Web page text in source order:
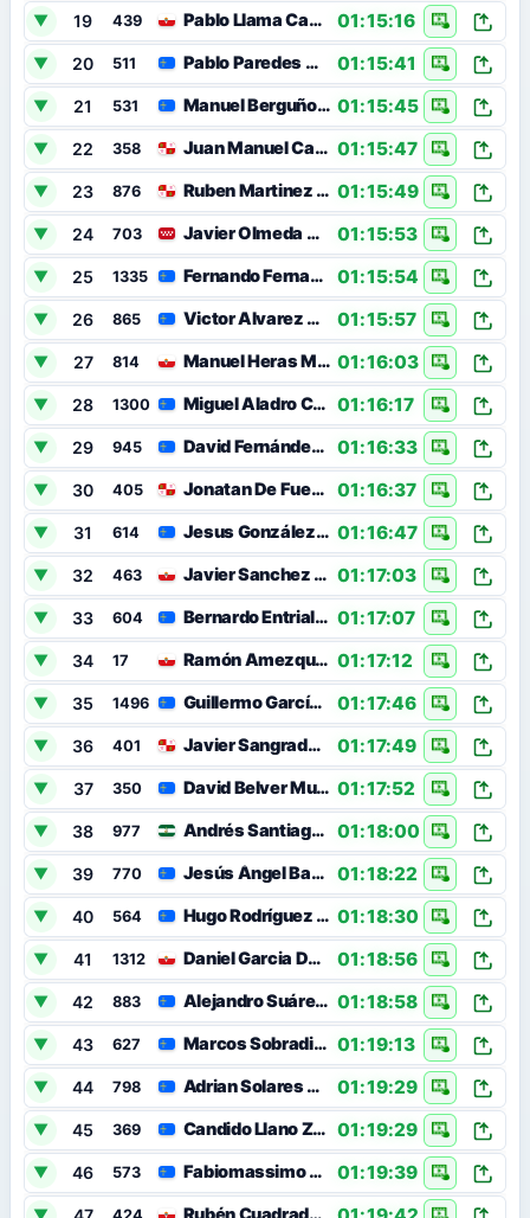
▼ 19 439 Pablo Llama Campo 01:15:16
▼ 20 511 Pablo Paredes Virgós 01:15:41
▼ 21 531 Manuel Berguño Gutiérrez 01:15:45
▼ 22 358 Juan Manuel Carrera Fernández 01:15:47
▼ 23 876 Ruben Martinez Fuente 01:15:49
▼ 24 703 Javier Olmeda Delgado 01:15:53
▼ 25 1335 Fernando Fernandez Junquera 01:15:54
▼ 26 865 Victor Alvarez Perez 01:15:57
▼ 27 814 Manuel Heras Martinez 01:16:03
▼ 28 1300 Miguel Aladro Castañeda 01:16:17
▼ 29 945 David Fernández Requeijo 01:16:33
▼ 30 405 Jonatan De Fuentes Villa 01:16:37
▼ 31 614 Jesus González García 01:16:47
▼ 32 463 Javier Sanchez Arias 01:17:03
▼ 33 604 Bernardo Entrialgo Montaño 01:17:07
▼ 34 17 Ramón Amezqueta Liaño 01:17:12
▼ 35 1496 Guillermo García Del Río 01:17:46
▼ 36 401 Javier Sangrador Fernández 01:17:49
▼ 37 350 David Belver Muñoz 01:17:52
▼ 38 977 Andrés Santiago Garrido 01:18:00
▼ 39 770 Jesús Ángel Barros Abarrio 01:18:22
▼ 40 564 Hugo Rodríguez Gómez 01:18:30
▼ 41 1312 Daniel Garcia De La Hera 01:18:56
▼ 42 883 Alejandro Suárez Bedia 01:18:58
▼ 43 627 Marcos Sobradillo Sánchez 01:19:13
▼ 44 798 Adrian Solares Alvarez 01:19:29
▼ 45 369 Candido Llano Zarabozo 01:19:29
▼ 46 573 Fabiomassimo Maccagnan 01:19:39